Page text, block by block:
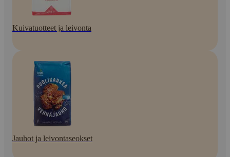
Kuivatuotteet ja leivonta
Jauhot ja leivontaseokset